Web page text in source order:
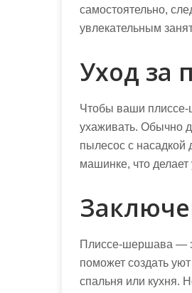
самостоятельно,
увлекательным
Уход за
Чтобы ваши плиссе-
ухаживать. Обычно
пылесос с насадкой
машинке, что
Плиссе-шершава —
поможет создать
спальня или кухня.